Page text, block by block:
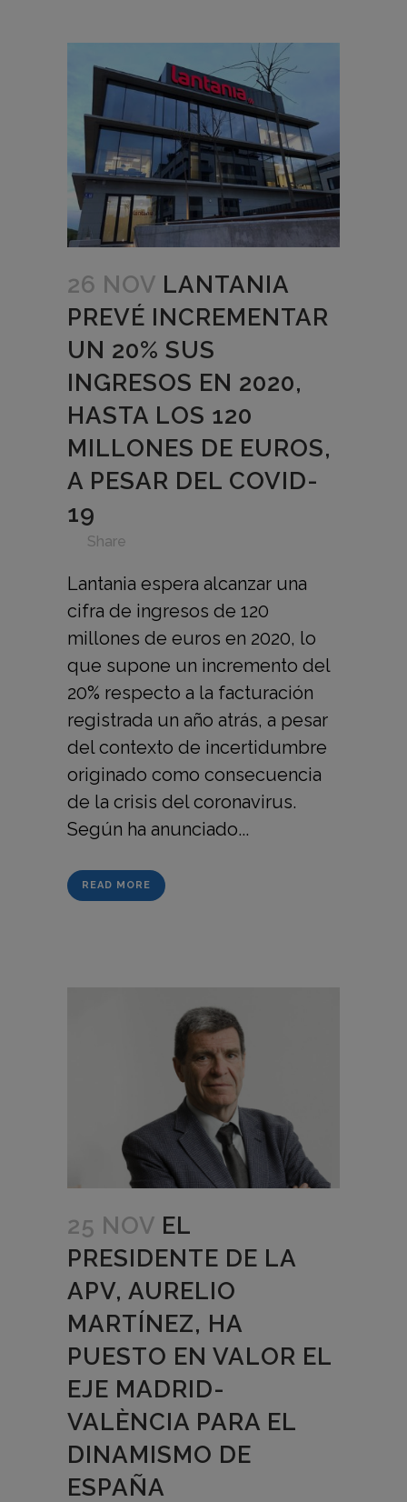
26 NOV LANTANIA
PREVÉ INCREMENTAR
UN 20% SUS
INGRESOS EN 2020,
HASTA LOS 120
MILLONES DE EUROS,
A PESAR DEL COVID-
19
Share
Lantania espera alcanzar una
cifra de ingresos de 120
millones de euros en 2020, lo
que supone un incremento del
20% respecto a la facturación
registrada un año atrás, a pesar
del contexto de incertidumbre
originado como consecuencia
de la crisis del coronavirus.
Según ha anunciado...
READ MORE
25 NOV EL
PRESIDENTE DE LA
APV, AURELIO
MARTÍNEZ, HA
PUESTO EN VALOR EL
EJE MADRID-
VALÈNCIA PARA EL
DINAMISMO DE
ESPAÑA